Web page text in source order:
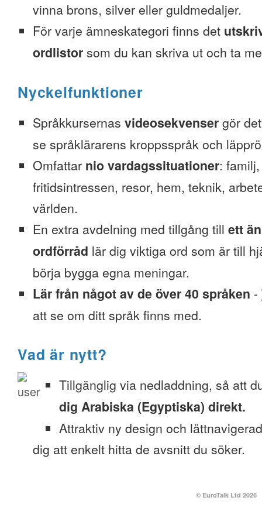
vinna brons, silver eller guldmedaljer.
För varje ämneskategori finns det
ordlistor som du kan skriva ut och ta
Nyckelfunktioner
Språkkursernas videosekvenser gör
se språklärarens kroppsspråk och
Omfattar nio vardagssituationer:
fritidsintressen, resor, hem, teknik,
världen.
En extra avdelning med tillgång till ett
ordförråd lär dig viktiga ord som är till
börja bygga egna meningar.
Lär från något av de över 40 språken -
att se om ditt språk finns med.
Vad är nytt?
Tillgänglig via nedladdning, så att
dig Arabiska (Egyptiska) direkt.
Attraktiv ny design och
dig att enkelt hitta de avsnitt du söker.
© EuroTalk Ltd 2026